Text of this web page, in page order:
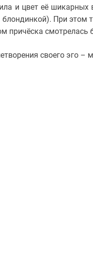
и цвет её шикарных
При этом
причёска смотрелась
своего эго –